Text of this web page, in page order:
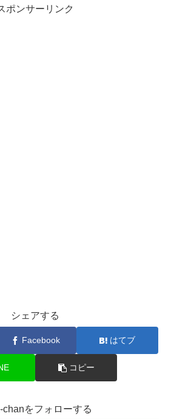
ポンサーリンク
シェアする
Facebook はてブ
コピー
chanをフォローする